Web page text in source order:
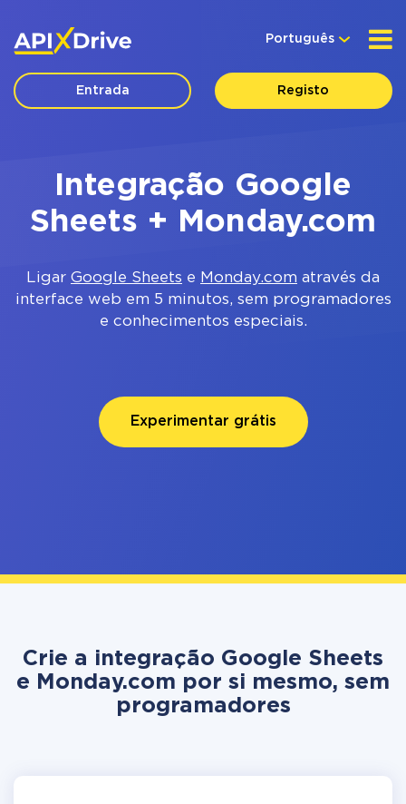
Português
Entrada Registo
Integração Google
Sheets + Monday.com
Ligar Google Sheets e Monday.com através da
interface web em 5 minutos, sem programadores
e conhecimentos especiais.
Experimentar grátis
Crie a integração Google Sheets
e Monday.com por si mesmo, sem
programadores